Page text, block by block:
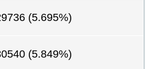
(5.695%)
(5.849%)